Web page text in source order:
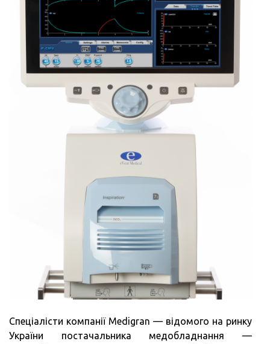
Спеціалісти компанії Medigran — відомого на ринку
України постачальника медобладнання —